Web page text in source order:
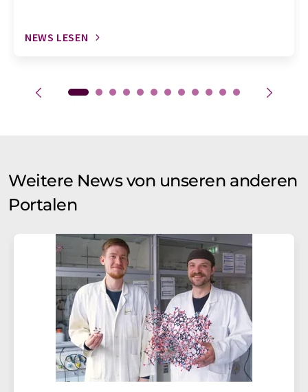
NEWS LESEN
Weitere News von unseren anderen
Portalen